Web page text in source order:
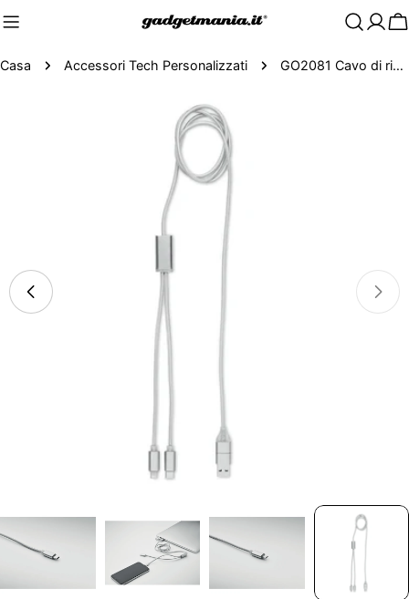
Casa Accessori Tech Personalizzati GO2081 Cavo di ricarica lungo 2 in 1